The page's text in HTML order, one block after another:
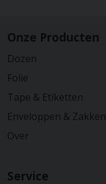
Onze Producten
Dozen
Folie
Tape & Etiketten
Enveloppen & Zakken
Over
Service